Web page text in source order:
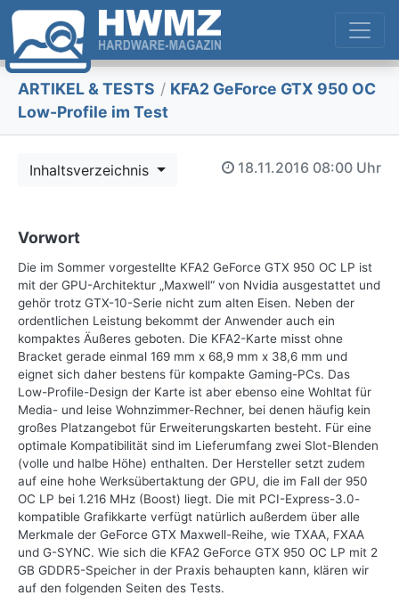
ARTIKEL & TESTS / KFA2 GeForce GTX 950 OC
Low-Profile im Test
Inhaltsverzeichnis 18.11.2016 08:00 Uhr
Vorwort
Die im Sommer vorgestellte KFA2 GeForce GTX 950 OC LP ist
mit der GPU-Architektur „Maxwell“ von Nvidia ausgestattet und
gehör trotz GTX-10-Serie nicht zum alten Eisen. Neben der
ordentlichen Leistung bekommt der Anwender auch ein
kompaktes Äußeres geboten. Die KFA2-Karte misst ohne
Bracket gerade einmal 169 mm x 68,9 mm x 38,6 mm und
eignet sich daher bestens für kompakte Gaming-PCs. Das
Low-Profile-Design der Karte ist aber ebenso eine Wohltat für
Media- und leise Wohnzimmer-Rechner, bei denen häufig kein
großes Platzangebot für Erweiterungskarten besteht. Für eine
optimale Kompatibilität sind im Lieferumfang zwei Slot-Blenden
(volle und halbe Höhe) enthalten. Der Hersteller setzt zudem
auf eine hohe Werksübertaktung der GPU, die im Fall der 950
OC LP bei 1.216 MHz (Boost) liegt. Die mit PCI-Express-3.0-
kompatible Grafikkarte verfügt natürlich außerdem über alle
Merkmale der GeForce GTX Maxwell-Reihe, wie TXAA, FXAA
und G-SYNC. Wie sich die KFA2 GeForce GTX 950 OC LP mit 2
GB GDDR5-Speicher in der Praxis behaupten kann, klären wir
auf den folgenden Seiten des Tests.